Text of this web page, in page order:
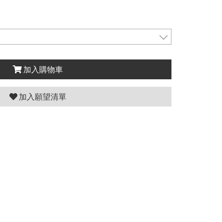
加入購物車
加入願望清單